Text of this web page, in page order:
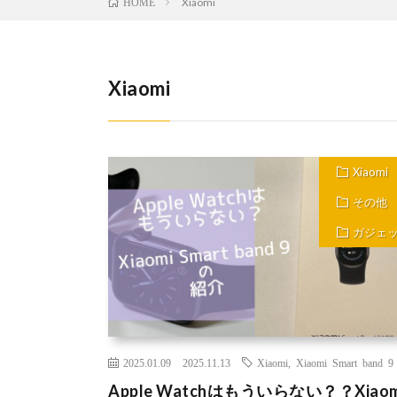
Xiaomi
Xiaomi
その他
ガジェ
2025.01.09 2025.11.13 Xiaomi Xiaomi Smart band 9
Apple Watchはもういらない？？